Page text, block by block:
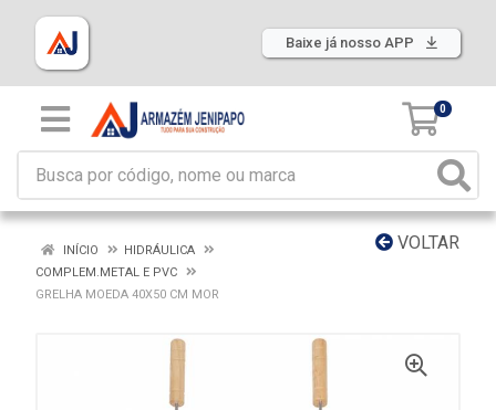
Baixe já nosso APP
0
VOLTAR
INÍCIO
HIDRÁULICA
COMPLEM.METAL E PVC
GRELHA MOEDA 40X50 CM MOR